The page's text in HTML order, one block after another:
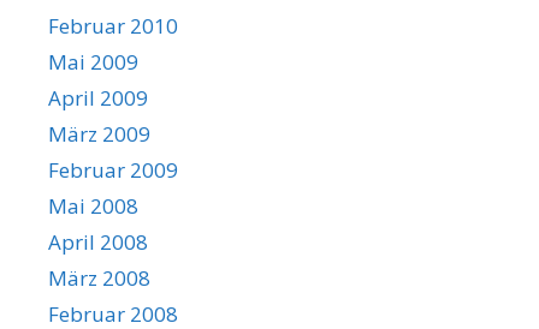
Februar 2010
Mai 2009
April 2009
März 2009
Februar 2009
Mai 2008
April 2008
März 2008
Februar 2008